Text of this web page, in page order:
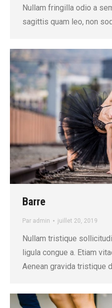
Nullam fringilla odio a
sagittis quam leo, non
Barre
Par admin juillet 20, 2019
Nullam tristique
ligula congue a. Etiam
Aenean gravida tristique